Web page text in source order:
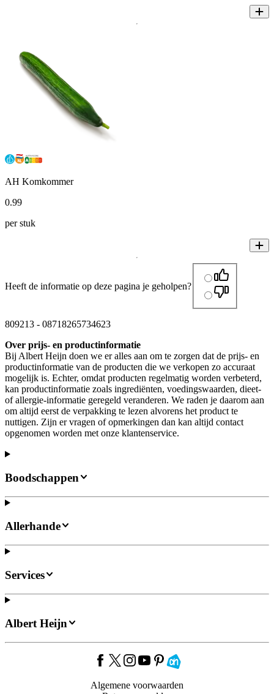
AH Komkommer
0.99
per stuk
Heeft de informatie op deze pagina je geholpen?
809213 - 08718265734623
Over prijs- en productinformatie
Bij Albert Heijn doen we er alles aan om te zorgen dat de prijs- en
productinformatie van de producten die we verkopen zo accuraat
mogelijk is. Echter, omdat producten regelmatig worden verbeterd,
kan productinformatie zoals ingrediënten, voedingswaarden, dieet-
of allergie-informatie geregeld veranderen. We raden je daarom aan
om altijd eerst de verpakking te lezen alvorens het product te
nuttigen. Zijn er vragen of opmerkingen dan kan altijd contact
opgenomen worden met onze klantenservice.
Boodschappen
Allerhande
Services
Albert Heijn
Algemene voorwaarden